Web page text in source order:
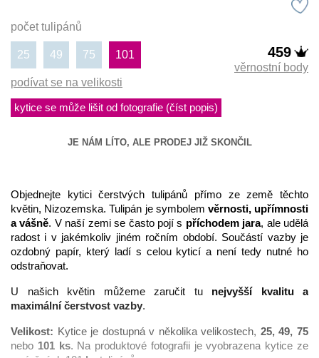
počet tulipánů
25 49 75 101
podívat se na velikosti
459
věrnostní body
kytice se může lišit od fotografie (číst popis)
JE NÁM LÍTO, ALE PRODEJ JIŽ SKONČIL
Objednejte kytici čerstvých tulipánů přímo ze země těchto
květin, Nizozemska. Tulipán je symbolem věrnosti, upřímnosti
a vášně. V naší zemi se často pojí s příchodem jara, ale udělá
radost i v jakémkoliv jiném ročním období. Součástí vazby je
ozdobný papír, který ladí s celou kyticí a není tedy nutné ho
odstraňovat.
U našich květin můžeme zaručit tu nejvyšší kvalitu a
maximální čerstvost vazby.
Velikost: Kytice je dostupná v několika velikostech, 25, 49, 75
nebo 101 ks. Na produktové fotografii je vyobrazena kytice ze